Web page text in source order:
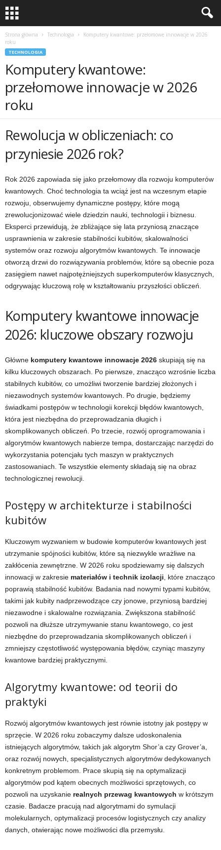
Strona główna Technologia
Komputery kwantowe: przełomowe innowacje w 2026
roku
TECHNOLOGIA
Komputery kwantowe:
przełomowe innowacje w 2026
roku
Rewolucja w obliczeniach: co
przyniesie 2026 rok?
Rok 2026 zapowiada się jako przełomowy dla rozwoju komputerów
kwantowych. Choć technologia ta wciąż jest na wczesnym etapie
rozwoju, obserwujemy dynamiczne postępy, które mogą
zrewolucjonizować wiele dziedzin nauki, technologii i biznesu.
Eksperci przewidują, że zbliżające się lata przyniosą znaczące
usprawnienia w zakresie stabilności kubitów, skalowalności
systemów oraz rozwoju algorytmów kwantowych. Te innowacje
otworzą drzwi do rozwiązywania problemów, które są obecnie poza
zasięgiem nawet najpotężniejszych superkomputerów klasycznych,
odgrywając kluczową rolę w kształtowaniu przyszłości obliczeń.
Komputery kwantowe innowacje
2026: kluczowe obszary rozwoju
Główne komputery kwantowe innowacje 2026 skupiają się na
kilku kluczowych obszarach. Po pierwsze, znacząco wzrośnie liczba
stabilnych kubitów, co umożliwi tworzenie bardziej złożonych i
niezawodnych systemów kwantowych. Po drugie, będziemy
świadkami postępów w technologii korekcji błędów kwantowych,
która jest niezbędna do przeprowadzania długich i
skomplikowanych obliczeń. Po trzecie, rozwój oprogramowania i
algorytmów kwantowych nabierze tempa, dostarczając narzędzi do
wykorzystania potencjału tych maszyn w praktycznych
zastosowaniach. Te wszystkie elementy składają się na obraz
technologicznej rewolucji.
Postępy w architekturze i stabilności
kubitów
Kluczowym wyzwaniem w budowie komputerów kwantowych jest
utrzymanie spójności kubitów, które są niezwykle wrażliwe na
zakłócenia zewnętrzne. W 2026 roku spodziewamy się dalszych
innowacji w zakresie materiałów i technik izolacji , które znacząco
poprawią stabilność kubitów. Badania nad nowymi typami kubitów,
takimi jak kubity nadprzewodzące czy jonowe, przyniosą bardziej
niezawodne i skalowalne rozwiązania. Zwiększona stabilność
pozwoli na dłuższe utrzymywanie stanu kwantowego, co jest
niezbędne do przeprowadzania skomplikowanych obliczeń i
zmniejszy częstotliwość występowania błędów, czyniąc maszyny
kwantowe bardziej praktycznymi.
Algorytmy kwantowe: od teorii do
praktyki
Rozwój algorytmów kwantowych jest równie istotny jak postępy w
sprzęcie. W 2026 roku zobaczymy dalsze udoskonalenia
istniejących algorytmów, takich jak algorytm Shor’a czy Grover’a,
oraz rozwój nowych, specjalistycznych algorytmów dedykowanych
konkretnym problemom. Prace skupią się na optymalizacji
algorytmów pod kątem obecnych możliwości sprzętowych, co
pozwoli na uzyskanie realnych przewag kwantowych w krótszym
czasie. Badacze pracują nad algorytmami do symulacji
molekularnych, optymalizacji procesów logistycznych czy analizy
danych, otwierając nowe możliwości dla przemysłu.